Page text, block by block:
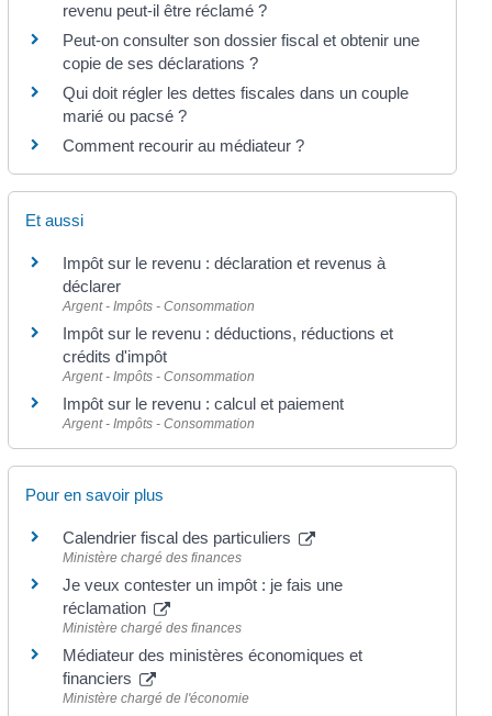
revenu peut-il être réclamé ?
Peut-on consulter son dossier fiscal et obtenir une
copie de ses déclarations ?
Qui doit régler les dettes fiscales dans un couple
marié ou pacsé ?
Comment recourir au médiateur ?
Et aussi
Impôt sur le revenu : déclaration et revenus à
déclarer
Argent - Impôts - Consommation
Impôt sur le revenu : déductions, réductions et
crédits d'impôt
Argent - Impôts - Consommation
Impôt sur le revenu : calcul et paiement
Argent - Impôts - Consommation
Pour en savoir plus
Calendrier fiscal des particuliers
Ministère chargé des finances
Je veux contester un impôt : je fais une
réclamation
Ministère chargé des finances
Médiateur des ministères économiques et
financiers
Ministère chargé de l'économie